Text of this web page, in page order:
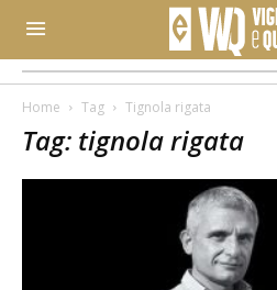
Home Tag Tignola rigata
Tag: tignola rigata